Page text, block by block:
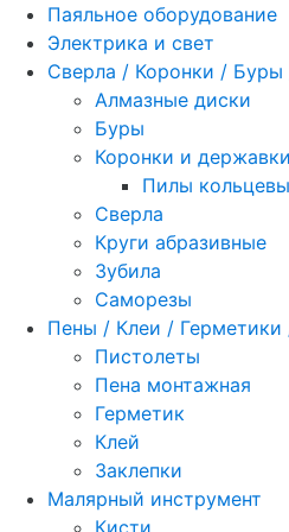
Паяльное оборудование
Электрика и свет
Сверла / Коронки /
Алмазные диски
Буры
Коронки и державки
Пилы
Сверла
Круги абразивные
Зубила
Саморезы
Пены / Клеи /
Пистолеты
Пена монтажная
Герметик
Клей
Заклепки
Малярный инструмент
Кисти